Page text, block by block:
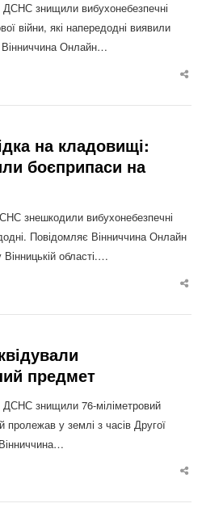
ДСНС знищили вибухонебезпечні
війни, які напередодні виявили
Вінниччина Онлайн…
на кладовищі:
боєприпаси на
знешкодили вибухонебезпечні
Повідомляє Вінниччина Онлайн
області.…
предмет
ДСНС знищили 76-міліметровий
пролежав у землі з часів Другої